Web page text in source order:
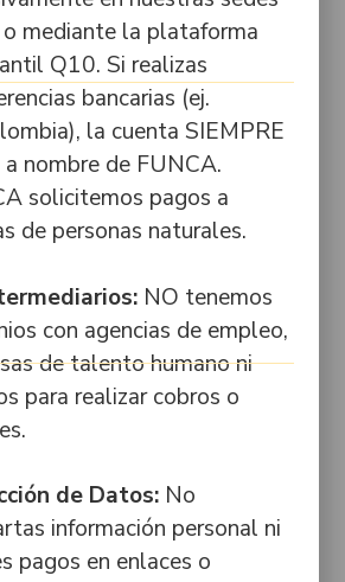
Bogotá:
Av.
Caracas
# 34-
48
Itagüí:
Cra.
50
35
Consultar
estado de
PQRSF
Documentos
ESAL
Trabaja
nosotros
o mediante la plataforma
Q10. Si realizas
bancarias (ej.
la cuenta SIEMPRE
nombre de FUNCA.
solicitemos pagos a
de personas naturales.
NO tenemos
con agencias de empleo,
de talento humano ni
para realizar cobros o
de Datos:No
información personal ni
pagos en enlaces o